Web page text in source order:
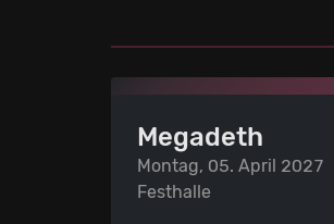
Megadeth
Montag, 05. April 2027
Festhalle